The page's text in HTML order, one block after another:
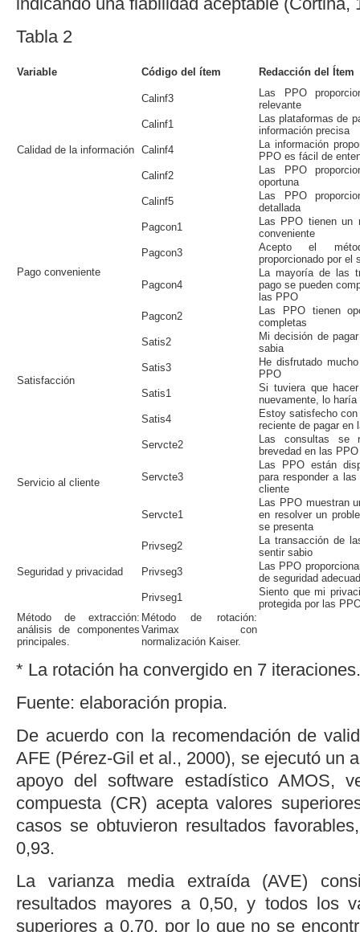
Tabla 2
Variable Código del ítem Redacción del Ítem
Calidad de la información
Calinf3
Las PPO
relevante
Calinf1
Las plataformas de
información precisa
Calinf4
La información
PPO es fácil de
Calinf2
Las PPO
oportuna
Calinf5
Las PPO
detallada
Pago conveniente
Pagcon1
Las PPO tienen un
conveniente
Pagcon3
Acepto el
proporcionado por el
Pagcon4
La mayoría de las
pago se pueden
las PPO
Pagcon2
Las PPO tienen
completas
Satisfacción
Satis2
Mi decisión de
sabia
Satis3
He disfrutado
PPO
Satis1
Si tuviera que
nuevamente, lo
Satis4
Estoy satisfecho
reciente de pagar en
Servicio al cliente
Servcte2
Las consultas se
brevedad en las PPO
Servcte3
Las PPO están
para responder a
cliente
Servcte1
Las PPO muestran
en resolver un
se presenta
Seguridad y privacidad
Privseg2
La transacción de
sentir sabio
Privseg3
Las PPO
de seguridad
Privseg1
Siento que mi
protegida por las
Método de extracción:
análisis de componentes
principales.
Método de rotación:
Varimax con
normalización Kaiser.
* La rotación ha convergido en 7 iteraciones.
Fuente: elaboración propia.
De acuerdo con la recomendación de
AFE (Pérez-Gil et al., 2000), se ejecutó un
apoyo delsoftware estadístico AMOS,
compuesta (CR) acepta valores
casos se obtuvieron resultados
0,93.
La varianza media extraída (AVE)
resultados mayores a 0,50, y todos los
superiores a 0,70, por lo que no se